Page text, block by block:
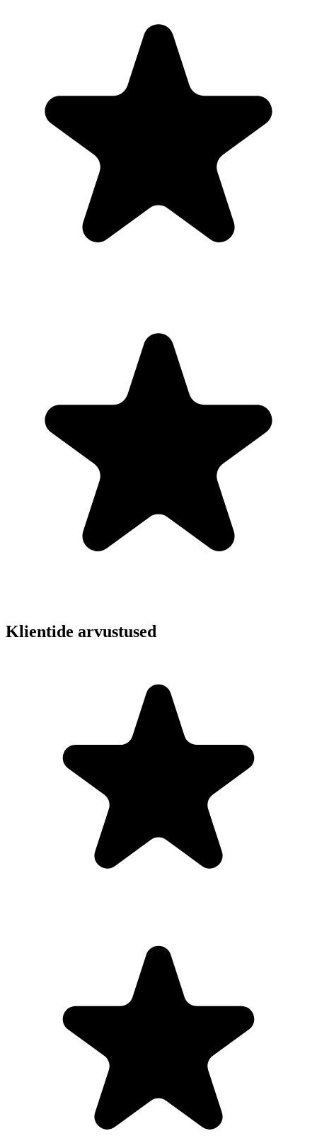
Klientide arvustused